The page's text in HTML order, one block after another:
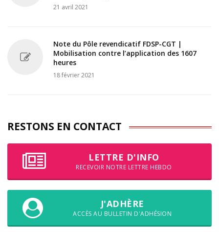
21 avril 2021
Note du Pôle revendicatif FDSP-CGT |
Mobilisation contre l’application des 1607
heures
18 février 2021
RESTONS EN CONTACT
LETTRE D'INFO
RECEVOIR NOTRE LETTRE HEBDO
J'ADHÈRE
ACCÈS AU BULLETIN D'ADHÉSION